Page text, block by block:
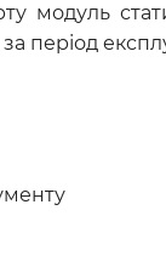
модуль
період